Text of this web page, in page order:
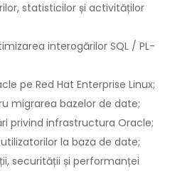
statisticilor și activităților
interogărilor SQL / PL-
pe Red Hat Enterprise Linux;
migrarea bazelor de date;
privind infrastructura Oracle;
la baza de date;
securității și performanței